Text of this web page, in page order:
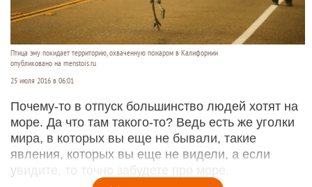
Птица эму покидает территорию, охваченную пожаром в Калифорнии
опубликовано на menstois.ru
25 июля 2016 в 06:01
Почему-то в отпуск большинство людей хотят на
море. Да что там такого-то? Ведь есть же уголки
мира, в которых вы еще не бывали, такие
явления, которых вы еще не видели, а если
увидите, то точно забудете про море.